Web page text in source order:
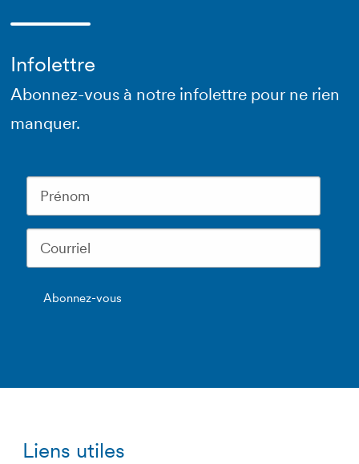
Infolettre
Abonnez-vous à notre infolettre pour ne rien
manquer.
Liens utiles